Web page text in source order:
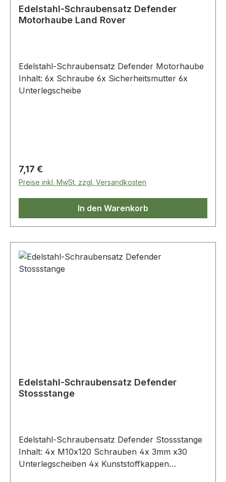
Edelstahl-Schraubensatz Defender
Motorhaube Land Rover
Edelstahl-Schraubensatz Defender Motorhaube
Inhalt: 6x Schraube 6x Sicherheitsmutter 6x
Unterlegscheibe
Regulärer Preis:
7,17 €
Preise inkl. MwSt. zzgl. Versandkosten
In den Warenkorb
Edelstahl-Schraubensatz Defender
Stossstange
Edelstahl-Schraubensatz Defender Stossstange
Inhalt: 4x M10x120 Schrauben 4x 3mm x30
Unterlegscheiben 4x Kunststoffkappen